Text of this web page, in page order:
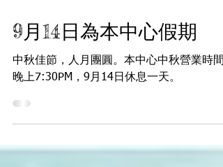
Sep 6, 2019 0 min read
9月14日為本中心假期
晚上7:30PM，9月14日休息一天。